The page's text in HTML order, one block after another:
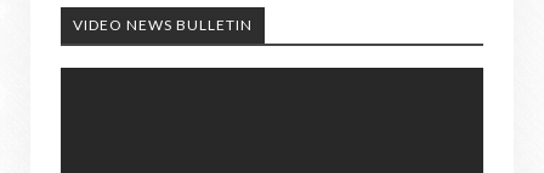
VIDEO NEWS BULLETIN